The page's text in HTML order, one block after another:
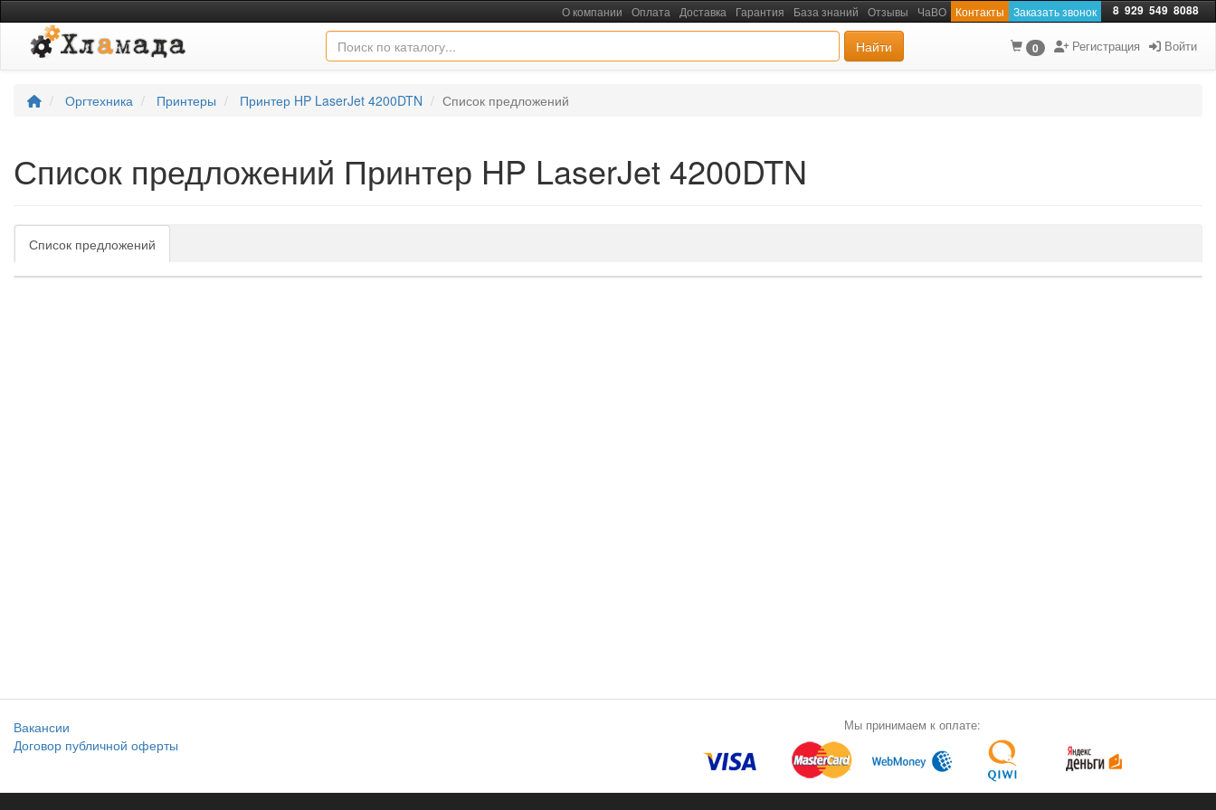
О компании Оплата Доставка Гарантия База знаний Отзывы ЧаВО Контакты Заказать звонок 8 929 549 8088
Найти 0 Регистрация Войти
Оргтехника Принтеры Принтер HP LaserJet 4200DTN Список предложений
Список предложений Принтер HP LaserJet 4200DTN
Список предложений
Вакансии
Договор публичной оферты
Мы принимаем к оплате: